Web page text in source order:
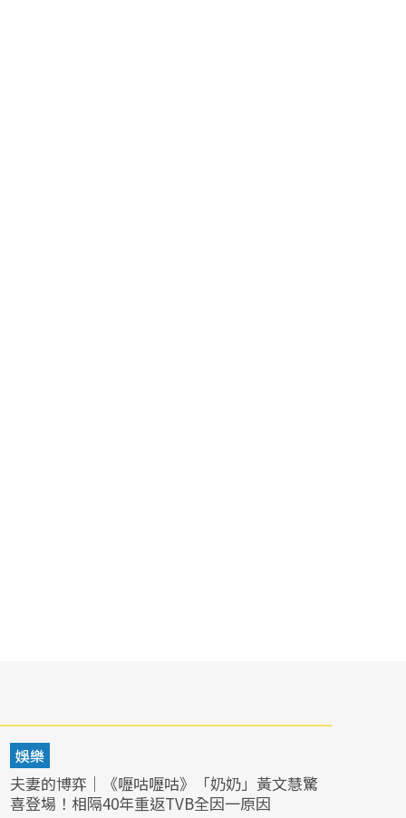
娛樂
夫妻的博弈｜《嚦咕嚦咕》「奶奶」黃文慧驚
喜登場！相隔40年重返TVB全因一原因